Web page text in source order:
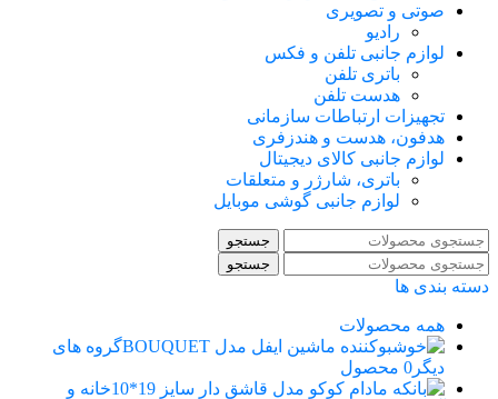
صوتی و تصویری
رادیو
لوازم جانبی تلفن و فکس
باتری تلفن
هدست تلفن
تجهیزات ارتباطات سازمانی
هدفون، هدست و هندزفری
لوازم جانبی کالای دیجیتال
باتری، شارژر و متعلقات
لوازم جانبی گوشی موبایل
جستجو
جستجو
دسته بندی ها
همه محصولات
گروه های
دیگر 0 محصول
خانه و